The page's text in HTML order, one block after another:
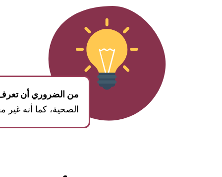
من الضروري أن
الصحية، كما أنه غير